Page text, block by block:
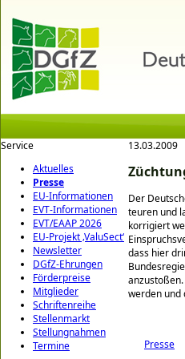
Service
Aktuelles
Presse
EU-Informationen
EVT-Informationen
EVT/EAAP 2026
EU-Projekt ‚ValuSect‘
Newsletter
DGfZ-Ehrungen
Förderpreise
Mitglieder
Schriftenreihe
Stellenmarkt
Stellungnahmen
Termine
13.03.2009
Der
teuren und
korrigiert
dass hier
werden und
Presse